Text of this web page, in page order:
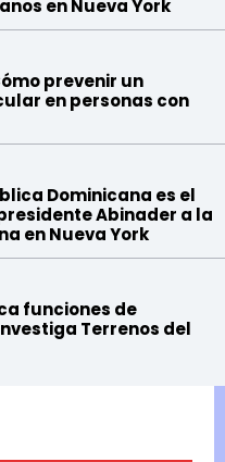
en Nueva York
prevenir un
en personas con
Dominicana es el
Abinader a la
en Nueva York
funciones de
Terrenos del